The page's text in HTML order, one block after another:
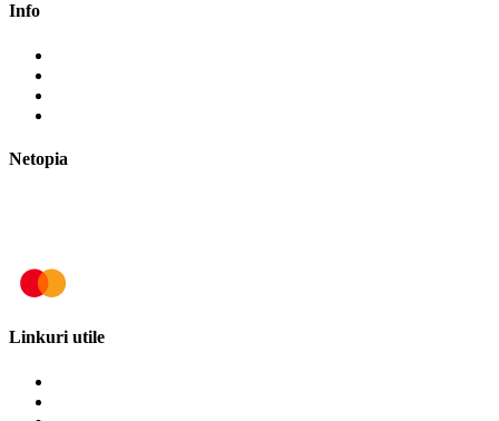
Info
Netopia
Linkuri utile